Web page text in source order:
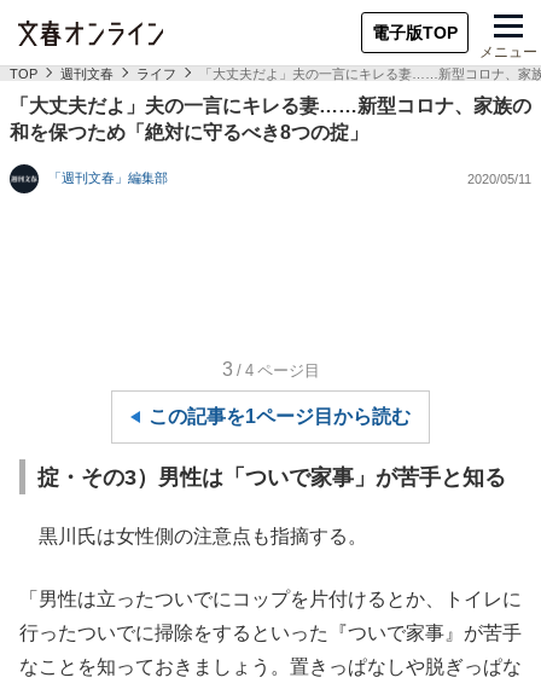
電子版TOP
メニュー
TOP 週刊文春 ライフ 「大丈夫だよ」夫の一言にキレる妻……新型コロナ、家
「大丈夫だよ」夫の一言にキレる妻……新型コロナ、家族の
和を保つため「絶対に守るべき8つの掟」
「週刊文春」編集部 2020/05/11
3 /4 ページ目
この記事を1ページ目から読む
掟・その3）男性は「ついで家事」が苦手と知る
黒川氏は女性側の注意点も指摘する。
「男性は立ったついでにコップを片付けるとか、トイレに
行ったついでに掃除をするといった『ついで家事』が苦手
なことを知っておきましょう。置きっぱなしや脱ぎっぱな